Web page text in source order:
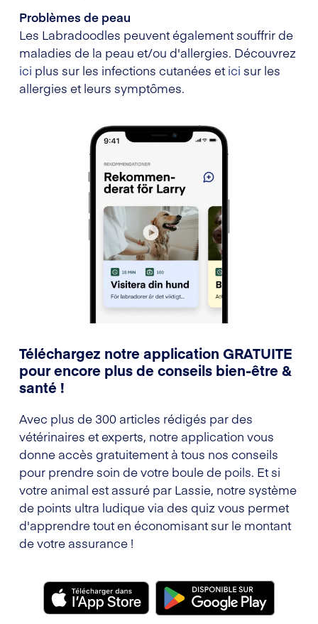
Problèmes de peau
Les Labradoodles peuvent également souffrir de
maladies de la peau et/ou d'allergies. Découvrez
ici plus sur les infections cutanées et ici sur les
allergies et leurs symptômes.
Téléchargez notre application GRATUITE
pour encore plus de conseils bien-être &
santé !
Avec plus de 300 articles rédigés par des
vétérinaires et experts, notre application vous
donne accès gratuitement à tous nos conseils
pour prendre soin de votre boule de poils. Et si
votre animal est assuré par Lassie, notre système
de points ultra ludique via des quiz vous permet
d'apprendre tout en économisant sur le montant
de votre assurance !